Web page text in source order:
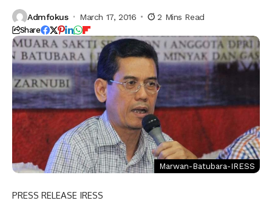
Admfokus March 17, 2016 2 Mins Read
Share
Marwan-Batubara-IRESS
PRESS RELEASE IRESS